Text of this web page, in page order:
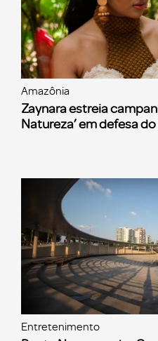
Amazônia
Zaynara estreia
Natureza’ em defesa
Entretenimento